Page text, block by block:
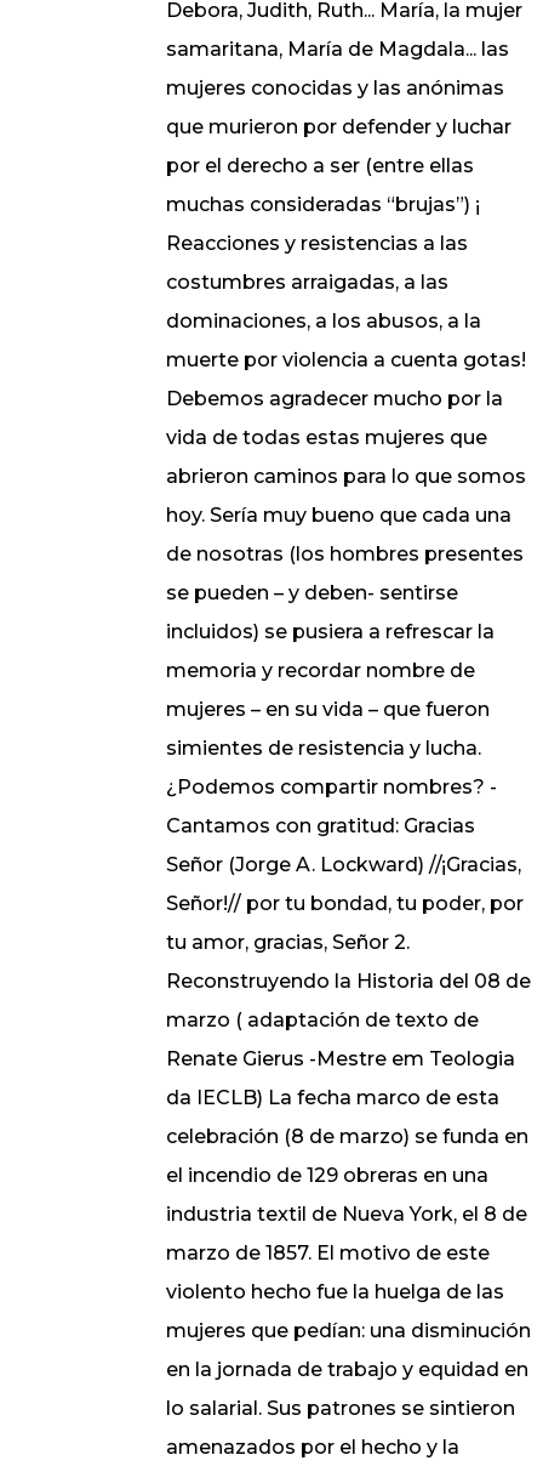
Debora, Judith, Ruth... María, la mujer
samaritana, María de Magdala... las
mujeres conocidas y las anónimas
que murieron por defender y luchar
por el derecho a ser (entre ellas
muchas consideradas “brujas”) ¡
Reacciones y resistencias a las
costumbres arraigadas, a las
dominaciones, a los abusos, a la
muerte por violencia a cuenta gotas!
Debemos agradecer mucho por la
vida de todas estas mujeres que
abrieron caminos para lo que somos
hoy. Sería muy bueno que cada una
de nosotras (los hombres presentes
se pueden – y deben- sentirse
incluidos) se pusiera a refrescar la
memoria y recordar nombre de
mujeres – en su vida – que fueron
simientes de resistencia y lucha.
¿Podemos compartir nombres? -
Cantamos con gratitud: Gracias
Señor (Jorge A. Lockward) //¡Gracias,
Señor!// por tu bondad, tu poder, por
tu amor, gracias, Señor 2.
Reconstruyendo la Historia del 08 de
marzo ( adaptación de texto de
Renate Gierus -Mestre em Teologia
da IECLB) La fecha marco de esta
celebración (8 de marzo) se funda en
el incendio de 129 obreras en una
industria textil de Nueva York, el 8 de
marzo de 1857. El motivo de este
violento hecho fue la huelga de las
mujeres que pedían: una disminución
en la jornada de trabajo y equidad en
lo salarial. Sus patrones se sintieron
amenazados por el hecho y la